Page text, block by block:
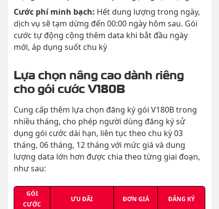
Cước phí minh bạch: Hết dung lượng trong ngày,
dịch vụ sẽ tạm dừng đến 00:00 ngày hôm sau. Gói
cước tự động cộng thêm data khi bắt đầu ngày
mới, áp dụng suốt chu kỳ
Lựa chọn nâng cao dành riêng
cho gói cước V180B
Cung cấp thêm lựa chọn đăng ký gói V180B trong
nhiều tháng, cho phép người dùng đăng ký sử
dụng gói cước dài hạn, liên tục theo chu kỳ 03
tháng, 06 tháng, 12 tháng với mức giá và dung
lượng data lớn hơn được chia theo từng giai đoạn,
như sau:
GÓI
CƯỚC
ƯU ĐÃI ĐƠN GIÁ ĐĂNG KÝ